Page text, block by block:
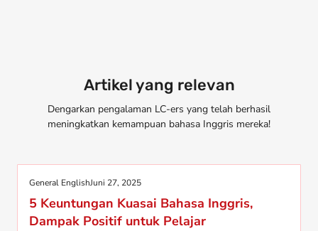
Artikel yang relevan
Dengarkan pengalaman LC-ers yang telah berhasil
meningkatkan kemampuan bahasa Inggris mereka!
General EnglishJuni 27, 2025
5 Keuntungan Kuasai Bahasa Inggris,
Dampak Positif untuk Pelajar